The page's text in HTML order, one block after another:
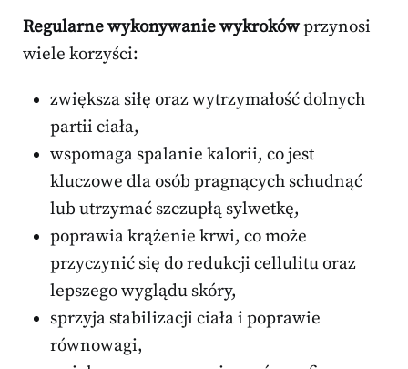
Regularne wykonywanie wykrokówprzynosi
wiele korzyści:
zwiększa siłę oraz wytrzymałość dolnych
partii ciała,
wspomaga spalanie kalorii, co jest
kluczowe dla osób pragnących schudnąć
lub utrzymać szczupłą sylwetkę,
poprawia krążenie krwi, co może
przyczynić się do redukcji cellulitu oraz
lepszego wyglądu skóry,
sprzyja stabilizacji ciała i poprawie
równowagi,